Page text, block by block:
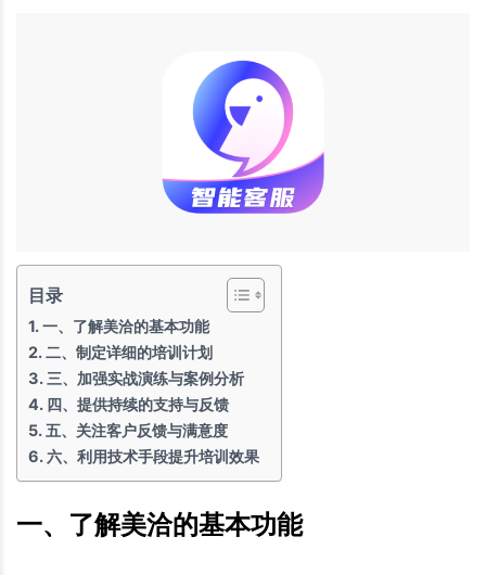
目录
一、了解美洽的基本功能
二、制定详细的培训计划
三、加强实战演练与案例分析
四、提供持续的支持与反馈
五、关注客户反馈与满意度
六、利用技术手段提升培训效果
一、了解美洽的基本功能